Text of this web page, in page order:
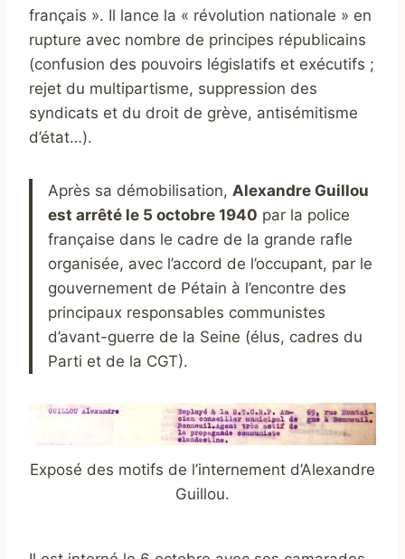
français ». Il lance la « révolution nationale » en
rupture avec nombre de principes républicains
(confusion des pouvoirs législatifs et exécutifs ;
rejet du multipartisme, suppression des
syndicats et du droit de grève, antisémitisme
d’état…).
Après sa démobilisation, Alexandre Guillou
est arrêté le 5 octobre 1940 par la police
française dans le cadre de la grande rafle
organisée, avec l’accord de l’occupant, par le
gouvernement de Pétain à l’encontre des
principaux responsables communistes
d’avant-guerre de la Seine (élus, cadres du
Parti et de la CGT).
Exposé des motifs de l’internement d’Alexandre
Guillou.